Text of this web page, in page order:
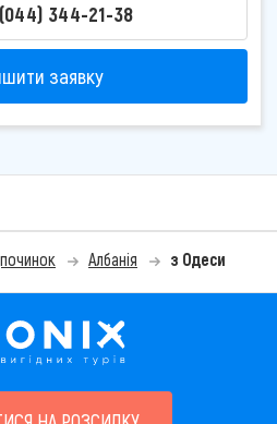
344-21-38
заявку
Албанія з Одеси